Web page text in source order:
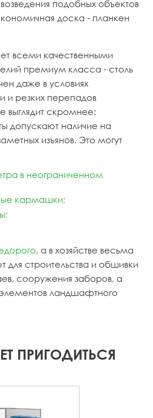
подобных объектов
доска - планкен
всеми качественными
премиум класса - столь
даже в условиях
и резких перепадов
выглядит скромнее:
допускают наличие на
изъянов. Это могут
в неограниченном
кармашки;
, а в хозяйстве весьма
для строительства и обшивки
сооружения заборов, а
ландшафтного
ПРИГОДИТЬСЯ